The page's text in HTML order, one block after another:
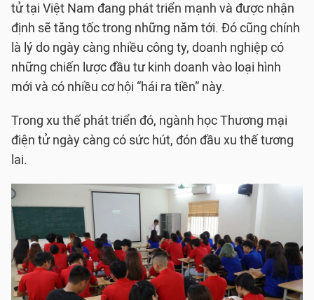
tử tại Việt Nam đang phát triển mạnh và được nhận
định sẽ tăng tốc trong những năm tới. Đó cũng chính
là lý do ngày càng nhiều công ty, doanh nghiệp có
những chiến lược đầu tư kinh doanh vào loại hình
mới và có nhiều cơ hội “hái ra tiền” này.
Trong xu thế phát triển đó, ngành học Thương mại
điện tử ngày càng có sức hút, đón đầu xu thế tương
lai.